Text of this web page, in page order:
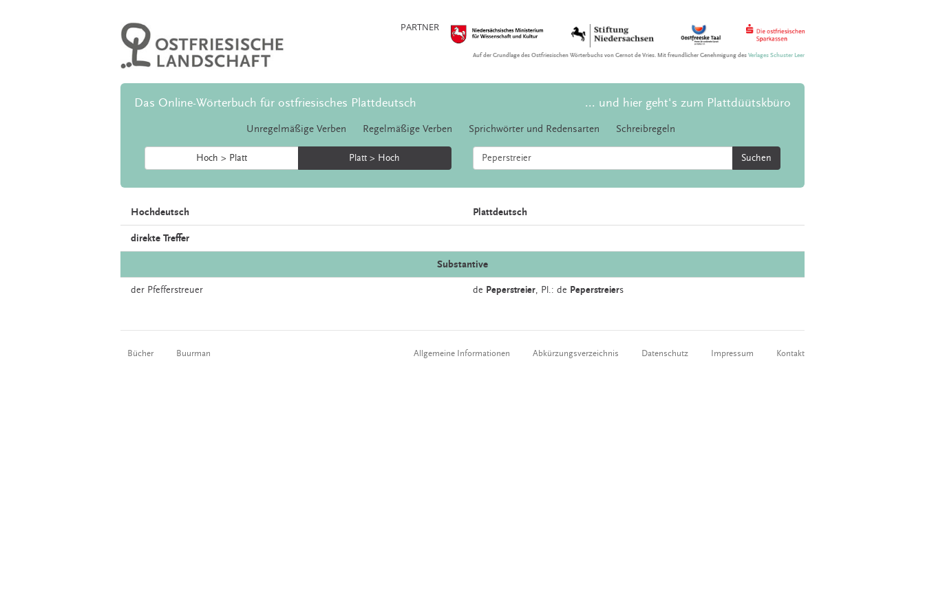
PARTNER
Auf der Grundlage des Ostfriesischen Wörterbuchs von Gernot de Vries. Mit freundlicher Genehmigung desVerlages Schuster Leer
Das Online-Wörterbuch für ostfriesisches Plattdeutsch ... und hier geht's zum Plattdüütskbüro
Unregelmäßige Verben Regelmäßige Verben Sprichwörter und Redensarten Schreibregeln
Hoch > Platt Platt > Hoch Suchen
Hochdeutsch Plattdeutsch
direkte Treffer
Substantive
der Pfefferstreuer de Peperstreier, Pl.: de Peperstreiers
Bücher Buurman Allgemeine Informationen Abkürzungsverzeichnis Datenschutz Impressum Kontakt